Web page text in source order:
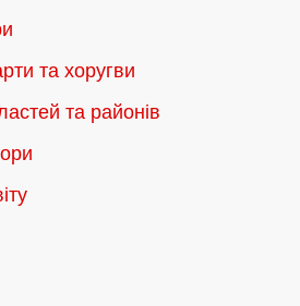
та хоругви
та районів